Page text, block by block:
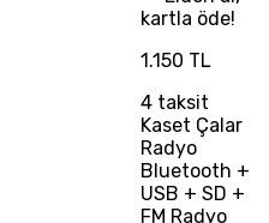
kartla öde!
1.150 TL
4taksit
Kaset Çalar
Radyo
Bluetooth +
USB + SD +
FM Radyo